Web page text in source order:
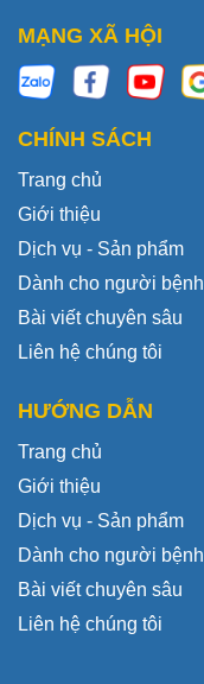
MẠNG XÃ HỘI
CHÍNH SÁCH
Trang chủ
Giới thiệu
Dịch vụ - Sản phẩm
Dành cho người bệnh
Bài viết chuyên sâu
Liên hệ chúng tôi
HƯỚNG DẪN
Trang chủ
Giới thiệu
Dịch vụ - Sản phẩm
Dành cho người bệnh
Bài viết chuyên sâu
Liên hệ chúng tôi